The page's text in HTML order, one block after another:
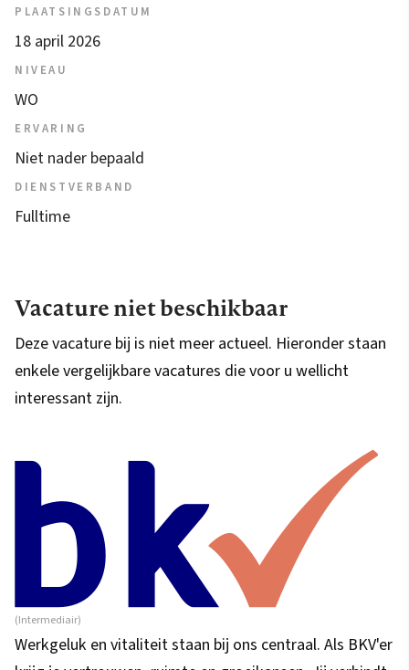
PLAATSINGSDATUM
18 april 2026
NIVEAU
WO
ERVARING
Niet nader bepaald
DIENSTVERBAND
Fulltime
Vacature niet beschikbaar
Deze vacature bij is niet meer actueel. Hieronder staan
enkele vergelijkbare vacatures die voor u wellicht
interessant zijn.
(Intermediair)
Werkgeluk en vitaliteit staan bij ons centraal. Als BKV'er